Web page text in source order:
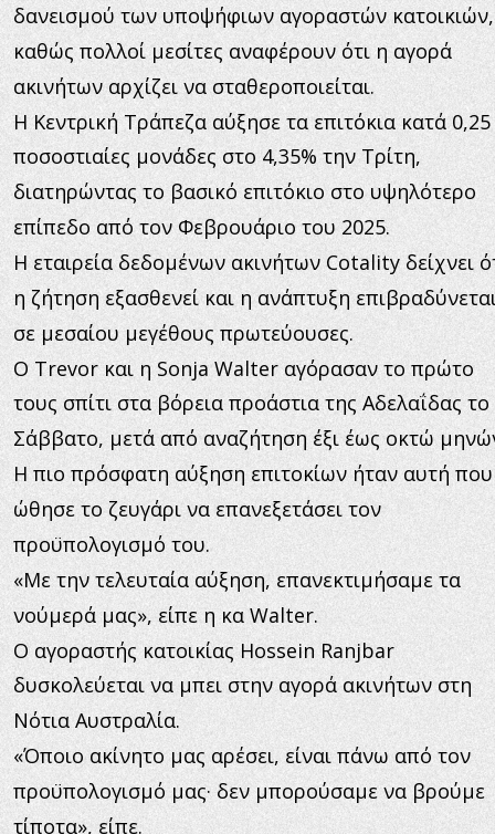
δανεισμού των υποψήφιων αγοραστών
καθώς πολλοί μεσίτες αναφέρουν ότι η αγορά
ακινήτων αρχίζει να σταθεροποιείται.
Η Κεντρική Τράπεζα αύξησε τα επιτόκια κατά 0,25
ποσοστιαίες μονάδες στο 4,35% την Τρίτη,
διατηρώντας το βασικό επιτόκιο στο υψηλότερο
επίπεδο από τον Φεβρουάριο του 2025.
Η εταιρεία δεδομένων ακινήτων Cotality δείχνει
η ζήτηση εξασθενεί και η ανάπτυξη
σε μεσαίου μεγέθους πρωτεύουσες.
Ο Trevor και η Sonja Walter αγόρασαν το πρώτο
τους σπίτι στα βόρεια προάστια της Αδελαΐδας το
Σάββατο, μετά από αναζήτηση έξι έως οκτώ
Η πιο πρόσφατη αύξηση επιτοκίων ήταν αυτή
ώθησε το ζευγάρι να επανεξετάσει τον
προϋπολογισμό του.
«Με την τελευταία αύξηση, επανεκτιμήσαμε τα
νούμερά μας», είπε η κα Walter.
Ο αγοραστής κατοικίας Hossein Ranjbar
δυσκολεύεται να μπει στην αγορά ακινήτων στη
Νότια Αυστραλία.
«Όποιο ακίνητο μας αρέσει, είναι πάνω από τον
προϋπολογισμό μας· δεν μπορούσαμε να βρούμε
τίποτα», είπε.